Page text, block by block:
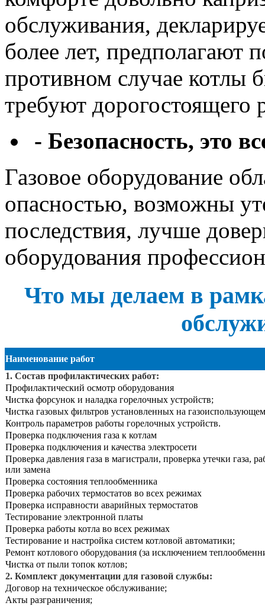
обслуживания,
более лет, предполагают
противном случае котлы
требуют дорогостоящего
- Безопасность, это
Газовое оборудование
опасностью, возможны
последствия, лучше
оборудования
Что мы делаем в
Наименование работ
1. Состав профилактических работ:
Профилактический осмотр оборудования
Чистка форсунок и наладка горелочных устройств;
Чистка газовых фильтров установленных на
Контроль параметров работы горелочных устройств.
Проверка подключения газа к котлам
Проверка подключения и качества электросети
Проверка давления газа в магистрали, проверка утечки газа,
или замена
Проверка состояния теплообменника
Проверка рабочих термостатов во всех режимах
Проверка исправности аварийных термостатов
Тестирование электронной платы
Проверка работы котла во всех режимах
Тестирование и настройка систем котловой автоматики;
Ремонт котлового оборудования (за исключением
Чистка от пыли топок котлов;
2. Комплект документации для газовой службы:
Договор на техническое обслуживание;
Акты разграничения;